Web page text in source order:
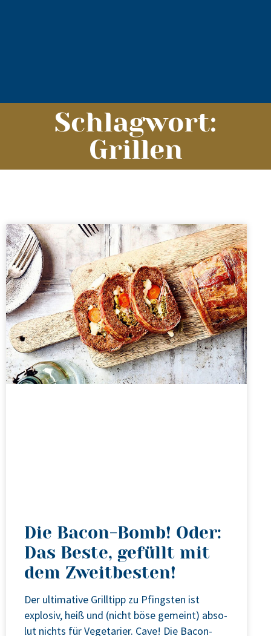
Schlagwort:
Grillen
Die Bacon-Bomb! Oder:
Das Beste, gefüllt mit
dem Zweitbesten!
Der ulti­ma­ti­ve Grill­tipp zu Pfings­ten ist
explo­siv, heiß und (nicht böse gemeint) abso­
lut nichts für Vege­ta­ri­er. Cave! Die Bacon-